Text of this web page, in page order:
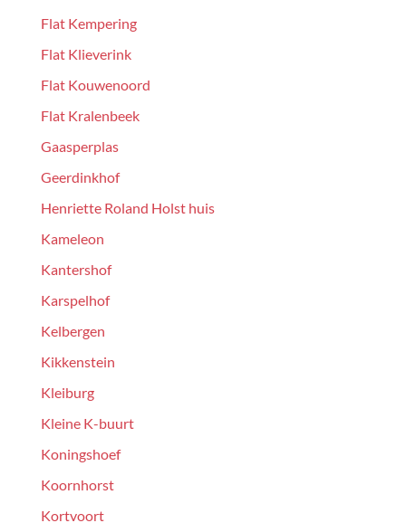
Flat Kempering
Flat Klieverink
Flat Kouwenoord
Flat Kralenbeek
Gaasperplas
Geerdinkhof
Henriette Roland Holst huis
Kameleon
Kantershof
Karspelhof
Kelbergen
Kikkenstein
Kleiburg
Kleine K-buurt
Koningshoef
Koornhorst
Kortvoort